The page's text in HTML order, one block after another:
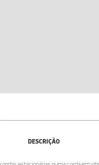
DESCRIÇÃO